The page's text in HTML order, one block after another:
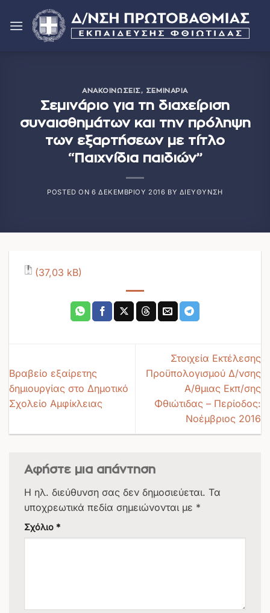
Μετάβαση
στο
περιεχόμενο
ΑΝΑΚΟΙΝΏΣΕΙΣ, ΣΕΜΙΝΆΡΙΑ
Σεμινάριο για τη διαχείριση
συναισθημάτων και την πρόληψη
των εξαρτήσεων με τίτλο
“Παιχνίδια παιδιών”
POSTED ON 6 ΔΕΚΕΜΒΡΊΟΥ 2016 BY ΔΙΕΎΘΥΝΣΗ
Βραβείο εξαίρετης
δημιουργίας στο Δημοτικό
Σχολείο Αμφίκλειας
Στοιχεία Εκτέλεσης
Προϋπολογισμού Δ/νσης
Α/θμιας Εκπ/σης
Φθιώτιδας – Περίοδος:
Νοέμβριος 2016
Αφήστε μια απάντηση
Η ηλ. διεύθυνση σας δεν δημοσιεύεται. Τα
υποχρεωτικά πεδία σημειώνονται με *
Σχόλιο *